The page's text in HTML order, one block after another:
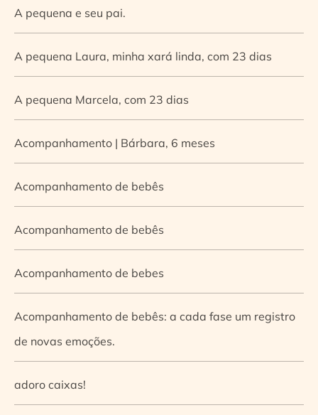
A pequena e seu pai.
A pequena Laura, minha xará linda, com 23 dias
A pequena Marcela, com 23 dias
Acompanhamento | Bárbara, 6 meses
Acompanhamento de bebês
Acompanhamento de bebês
Acompanhamento de bebes
Acompanhamento de bebês: a cada fase um registro
de novas emoções.
adoro caixas!